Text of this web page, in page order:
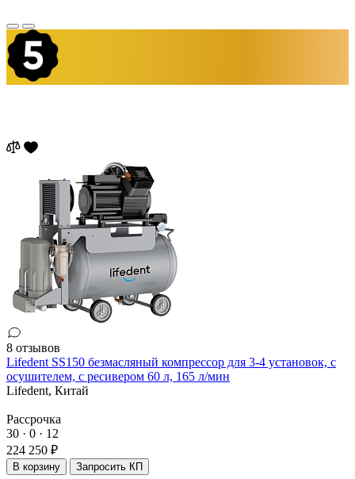
8 отзывов
Lifedent SS150 безмасляный компрессор для 3-4 установок, с
осушителем, с ресивером 60 л, 165 л/мин
Lifedent, Китай
Рассрочка
30 · 0 · 12
224 250 ₽
В корзину Запросить КП